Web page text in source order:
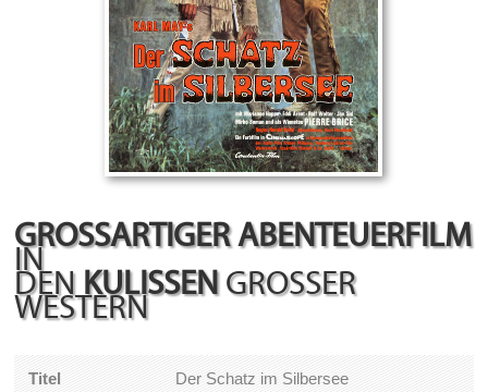
GROSSARTIGER ABENTEUERFILM
IN
DEN KULISSEN GROSSER W
ESTERN
Titel
Der Schatz im Silbersee